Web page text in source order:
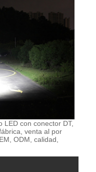
LED con conector DT,
venta al por
ODM, calidad,